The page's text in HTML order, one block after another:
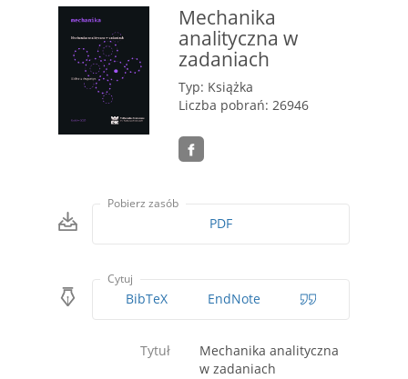
Mechanika
analityczna w
zadaniach
Typ: Książka
Liczba pobrań: 26946
Pobierz zasób
PDF
Cytuj
BibTeX EndNote
Tytuł
Mechanika analityczna
w zadaniach